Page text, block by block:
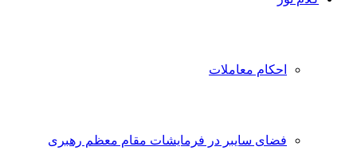
احکام معاملات
فضای سایبر در فرمایشات مقام معظم رهبری